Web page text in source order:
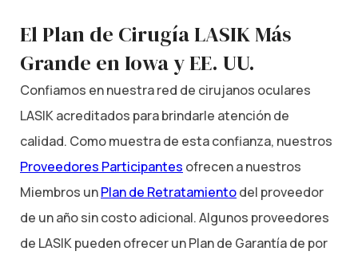
El Plan de Cirugía LASIK Más
Grande en Iowa y EE. UU.
Confiamos en nuestra red de cirujanos oculares
LASIK acreditados para brindarle atención de
calidad. Como muestra de esta confianza, nuestros
Proveedores Participantes ofrecen a nuestros
Miembros unPlan de Retratamientodel proveedor
de un año sin costo adicional. Algunos proveedores
de LASIK pueden ofrecer un Plan de Garantía de por